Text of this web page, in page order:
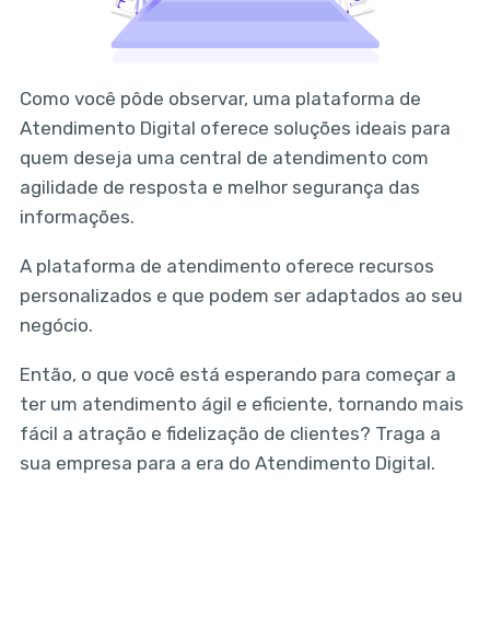
Como você pôde observar, uma plataforma de
Atendimento Digital oferece soluções ideais para
quem deseja uma central de atendimento com
agilidade de resposta e melhor segurança das
informações.
A plataforma de atendimento oferece recursos
personalizados e que podem ser adaptados ao seu
negócio.
Então, o que você está esperando para começar a
ter um atendimento ágil e eficiente, tornando mais
fácil a atração e fidelização de clientes? Traga a
sua empresa para a era do Atendimento Digital.